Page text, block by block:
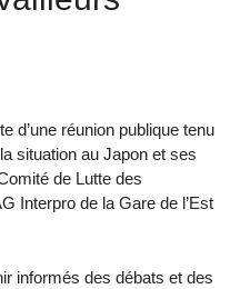
d’une réunion publique tenu
situation au Japon et ses
de Lutte des
Interpro de la Gare de l’Est
informés des débats et des